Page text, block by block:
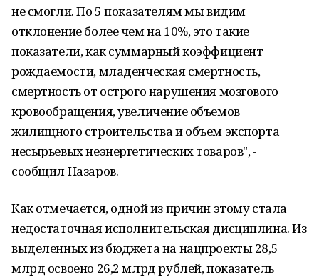
не смогли. По 5 показателям мы видим
отклонение более чем на 10%, это такие
показатели, как суммарный коэффициент
рождаемости, младенческая смертность,
смертность от острого нарушения мозгового
кровообращения, увеличение объемов
жилищного строительства и объем экспорта
несырьевых неэнергетических товаров", -
сообщил Назаров.
Как отмечается, одной из причин этому стала
недостаточная исполнительская дисциплина. Из
выделенных из бюджета на нацпроекты 28,5
млрд освоено 26,2 млрд рублей, показатель